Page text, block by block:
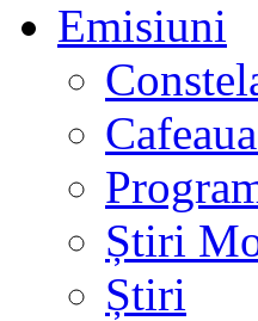
Emisiuni
Știri
Știri